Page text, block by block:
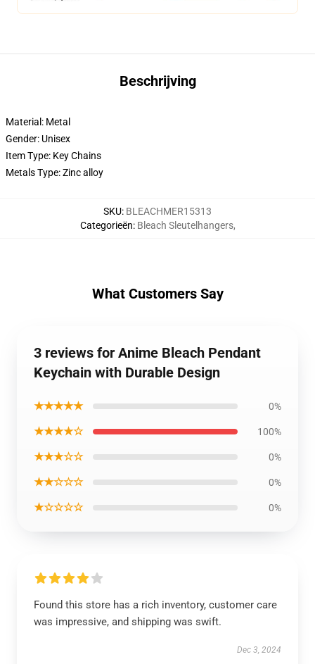
Beschrijving
Material: Metal
Gender: Unisex
Item Type: Key Chains
Metals Type: Zinc alloy
SKU: BLEACHMER15313
Categorieën: Bleach Sleutelhangers,
What Customers Say
3 reviews for Anime Bleach Pendant
Keychain with Durable Design
★★★★★ 0%
★★★★☆ 100%
★★★☆☆ 0%
★★☆☆☆ 0%
★☆☆☆☆ 0%
Found this store has a rich inventory, customer care
was impressive, and shipping was swift.
Dec 3, 2024